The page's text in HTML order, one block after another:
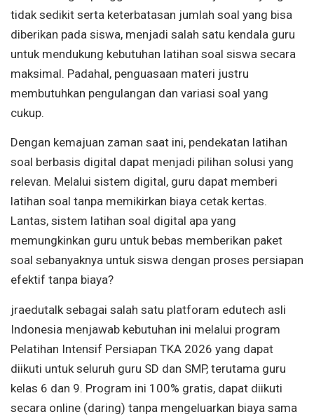
tidak sedikit serta keterbatasan jumlah soal yang bisa
diberikan pada siswa, menjadi salah satu kendala guru
untuk mendukung kebutuhan latihan soal siswa secara
maksimal. Padahal, penguasaan materi justru
membutuhkan pengulangan dan variasi soal yang
cukup.
Dengan kemajuan zaman saat ini, pendekatan latihan
soal berbasis digital dapat menjadi pilihan solusi yang
relevan. Melalui sistem digital, guru dapat memberi
latihan soal tanpa memikirkan biaya cetak kertas.
Lantas, sistem latihan soal digital apa yang
memungkinkan guru untuk bebas memberikan paket
soal sebanyaknya untuk siswa dengan proses persiapan
efektif tanpa biaya?
jraedutalk sebagai salah satu platforam edutech asli
Indonesia menjawab kebutuhan ini melalui program
Pelatihan Intensif Persiapan TKA 2026 yang dapat
diikuti untuk seluruh guru SD dan SMP, terutama guru
kelas 6 dan 9. Program ini 100% gratis, dapat diikuti
secara online (daring) tanpa mengeluarkan biaya sama